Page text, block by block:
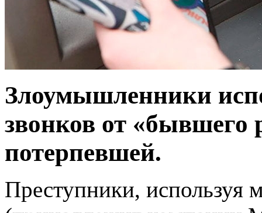
Злоумышленники
звонков от «бывшего
потерпевшей.
Преступники, используя